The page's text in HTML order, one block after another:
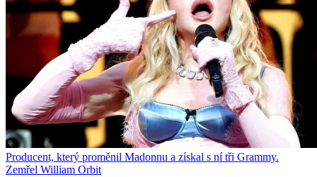
Producent, který proměnil Madonnu a získal s ní tři Grammy.
Zemřel William Orbit